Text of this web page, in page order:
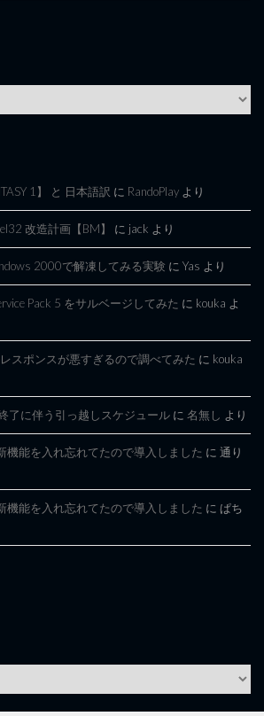
1】 と 日本語訳 に RandoPlay より
改造計画【BM】 に jack より
2000で解凍してみる実験 に Yas より
Pack 5 をサルベージしてみた に kouka よ
スポンスが悪すぎるので調べてみた に kouka
了に伴う引っ越しスケジュール に 名無し より
機能を入れ忘れてたので導入しました に 通り
機能を入れ忘れてたので導入しました に ぱち